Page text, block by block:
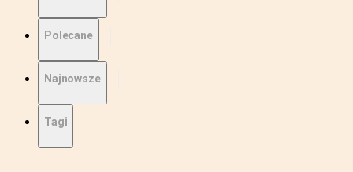
Polecane
Najnowsze
Tagi